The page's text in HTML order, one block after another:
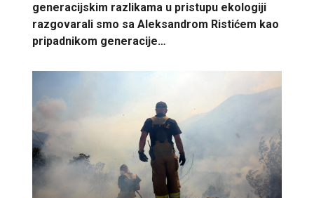
generacijskim razlikama u pristupu ekologiji
razgovarali smo sa Aleksandrom Ristićem kao
pripadnikom generacije…